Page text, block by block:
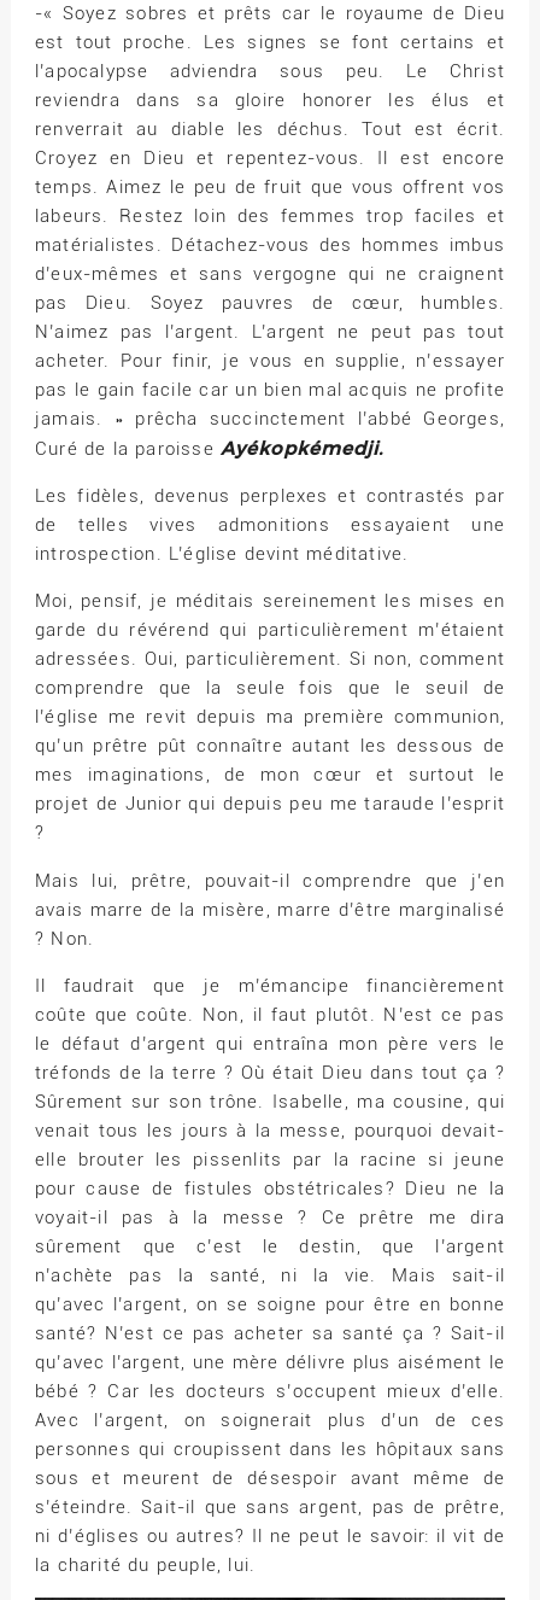
-« Soyez sobres et prêts car le royaume de Dieu
est tout proche. Les signes se font certains et
l’apocalypse adviendra sous peu. Le Christ
reviendra dans sa gloire honorer les élus et
renverrait au diable les déchus. Tout est écrit.
Croyez en Dieu et repentez-vous. Il est encore
temps. Aimez le peu de fruit que vous offrent vos
labeurs. Restez loin des femmes trop faciles et
matérialistes. Détachez-vous des hommes imbus
d’eux-mêmes et sans vergogne qui ne craignent
pas Dieu. Soyez pauvres de cœur, humbles.
N’aimez pas l’argent. L’argent ne peut pas tout
acheter. Pour finir, je vous en supplie, n’essayer
pas le gain facile car un bien mal acquis ne profite
jamais. » prêcha succinctement l’abbé Georges,
Curé de la paroisse Ayékopkémedji.
Les fidèles, devenus perplexes et contrastés par
de telles vives admonitions essayaient une
introspection. L’église devint méditative.
Moi, pensif, je méditais sereinement les mises en
garde du révérend qui particulièrement m’étaient
adressées. Oui, particulièrement. Si non, comment
comprendre que la seule fois que le seuil de
l’église me revit depuis ma première communion,
qu’un prêtre pût connaître autant les dessous de
mes imaginations, de mon cœur et surtout le
projet de Junior qui depuis peu me taraude l’esprit
?
Mais lui, prêtre, pouvait-il comprendre que j’en
avais marre de la misère, marre d’être marginalisé
? Non.
Il faudrait que je m’émancipe financièrement
coûte que coûte. Non, il faut plutôt. N’est ce pas
le défaut d’argent qui entraîna mon père vers le
tréfonds de la terre ? Où était Dieu dans tout ça ?
Sûrement sur son trône. Isabelle, ma cousine, qui
venait tous les jours à la messe, pourquoi devait-
elle brouter les pissenlits par la racine si jeune
pour cause de fistules obstétricales? Dieu ne la
voyait-il pas à la messe ? Ce prêtre me dira
sûrement que c’est le destin, que l’argent
n’achète pas la santé, ni la vie. Mais sait-il
qu’avec l’argent, on se soigne pour être en bonne
santé? N’est ce pas acheter sa santé ça ? Sait-il
qu’avec l’argent, une mère délivre plus aisément le
bébé ? Car les docteurs s’occupent mieux d’elle.
Avec l’argent, on soignerait plus d’un de ces
personnes qui croupissent dans les hôpitaux sans
sous et meurent de désespoir avant même de
s’éteindre. Sait-il que sans argent, pas de prêtre,
ni d’églises ou autres? Il ne peut le savoir: il vit de
la charité du peuple, lui.